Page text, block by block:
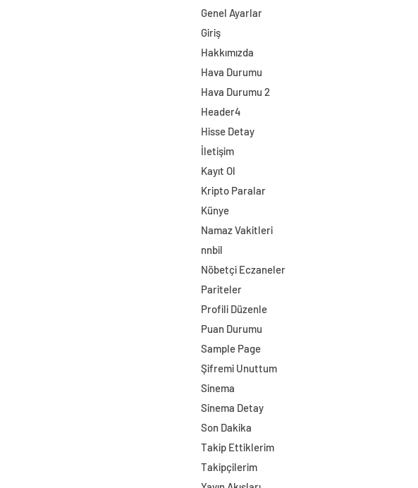
Genel Ayarlar
Giriş
Hakkımızda
Hava Durumu
Hava Durumu 2
Header4
Hisse Detay
İletişim
Kayıt Ol
Kripto Paralar
Künye
Namaz Vakitleri
nnbil
Nöbetçi Eczaneler
Pariteler
Profili Düzenle
Puan Durumu
Sample Page
Şifremi Unuttum
Sinema
Sinema Detay
Son Dakika
Takip Ettiklerim
Takipçilerim